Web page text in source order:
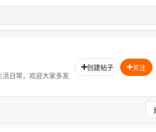
日常，欢迎大家多发
创建帖子 关注